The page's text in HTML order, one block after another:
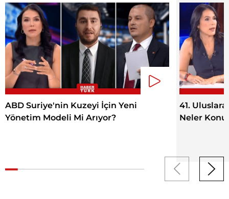
ABD Suriye'nin Kuzeyi İçin Yeni
Yönetim Modeli Mi Arıyor?
41.
Neler